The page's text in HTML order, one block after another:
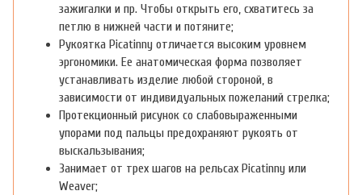
зажигалки и пр. Чтобы открыть его, схватитесь за
петлю в нижней части и потяните;
Рукоятка Picatinny отличается высоким уровнем
эргономики. Ее анатомическая форма позволяет
устанавливать изделие любой стороной, в
зависимости от индивидуальных пожеланий стрелка;
Протекционный рисунок со слабовыраженными
упорами под пальцы предохраняют рукоять от
выскальзывания;
Занимает от трех шагов на рельсах Picatinny или
Weaver;